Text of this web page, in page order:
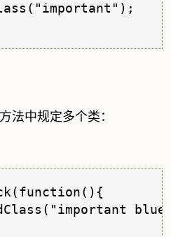
法中规定多个类：